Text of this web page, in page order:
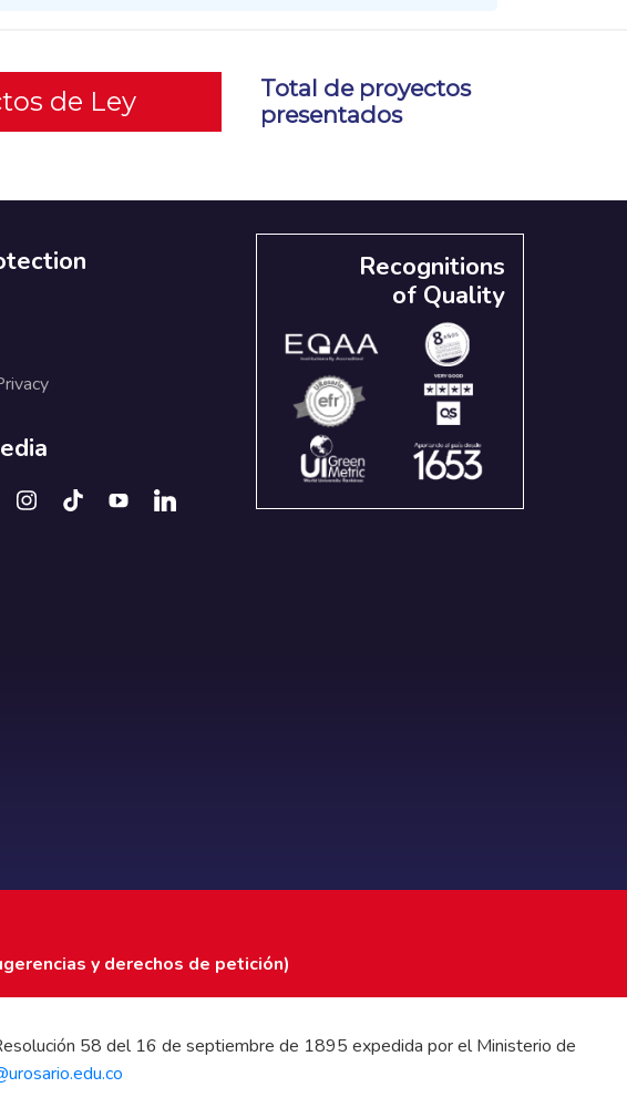
de Ley
Total de proyectos
presentados
Recognitions
of Quality
y derechos de petición)
58 del 16 de septiembre de 1895 expedida por el Ministerio de